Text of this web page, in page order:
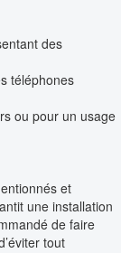
des
téléphones
ou pour un usage
et
une installation
de faire
tout